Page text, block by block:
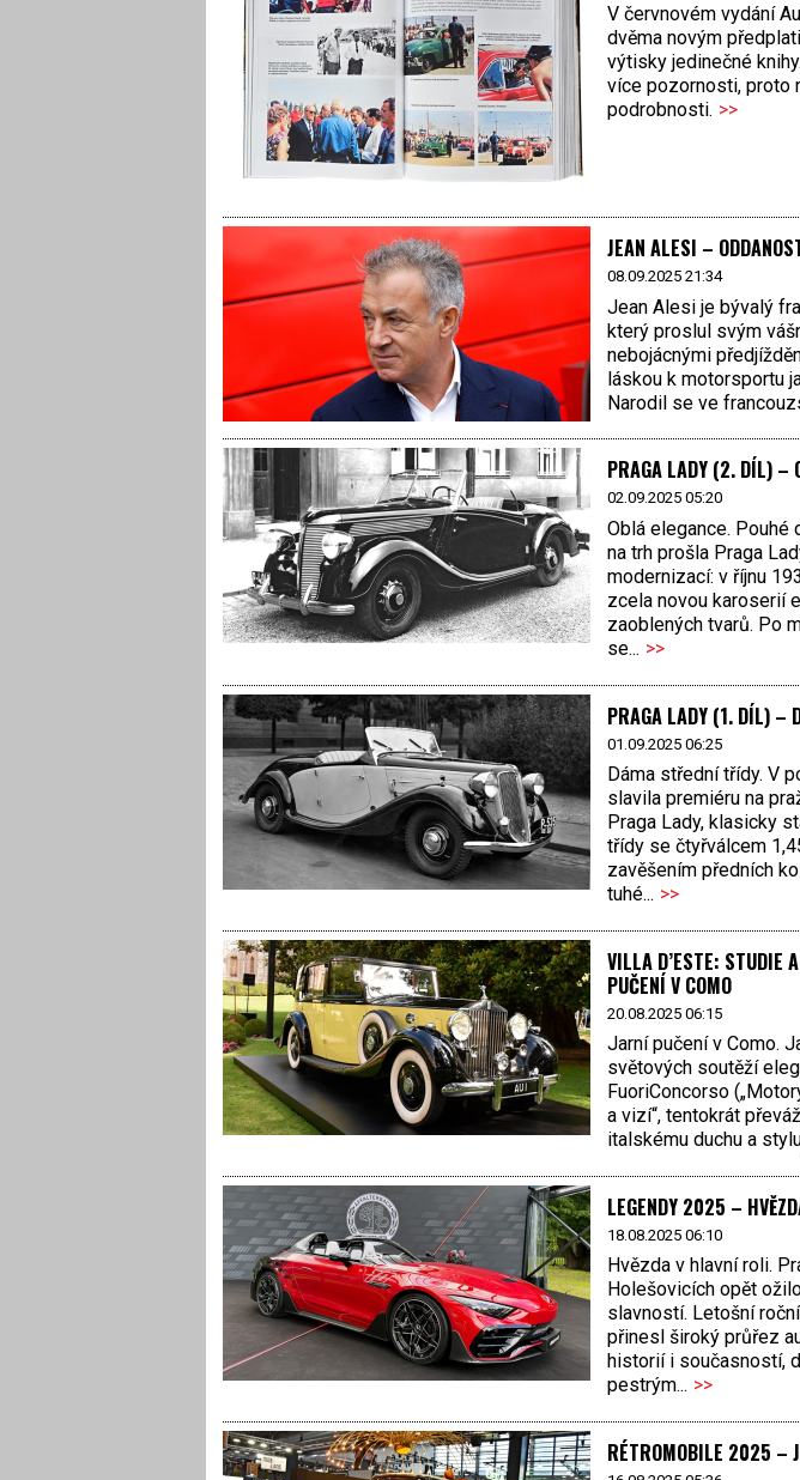
V červnovém vydání
dvěma novým
výtisky jedinečné
více pozornosti, proto
podrobnosti. >>
JEAN ALESI –
08.09.2025 21:34
Jean Alesi je bývalý
který proslul svým
nebojácnými
láskou k motorsportu
Narodil se ve
PRAGA LADY (2. DÍL) –
02.09.2025 05:20
Oblá elegance. Pouhé
na trh prošla Praga
modernizací: v říjnu
zcela novou karoserií
zaoblených tvarů. Po
se... >>
PRAGA LADY (1. DÍL) –
01.09.2025 06:25
Dáma střední třídy. V
slavila premiéru na
Praga Lady, klasicky
třídy se čtyřválcem
zavěšením předních
tuhé... >>
VILLA D’ESTE: STUDIE
PUČENÍ V COMO
20.08.2025 06:15
Jarní pučení v Como.
světových soutěží
FuoriConcorso
a vizí“, tentokrát
italskému duchu a
LEGENDY 2025 –
18.08.2025 06:10
Hvězda v hlavní roli.
Holešovicích opět
slavností. Letošní
přinesl široký průřez
historií i současností,
pestrým... >>
RÉTROMOBILE 2025 –